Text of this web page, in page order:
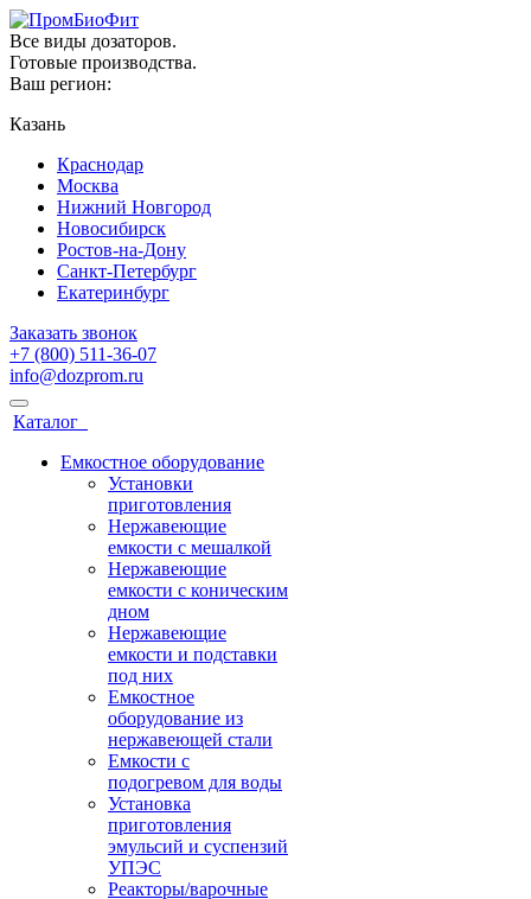
Все виды дозаторов.
Готовые производства.
Ваш регион:
Казань
Краснодар
Москва
Нижний Новгород
Новосибирск
Ростов-на-Дону
Санкт-Петербург
Екатеринбург
Заказать звонок
+7 (800) 511-36-07
info@dozprom.ru
Каталог
Емкостное оборудование
Установки
приготовления
Нержавеющие
емкости с мешалкой
Нержавеющие
емкости с коническим
дном
Нержавеющие
емкости и подставки
под них
Емкостное
оборудование из
нержавеющей стали
Емкости с
подогревом для воды
Установка
приготовления
эмульсий и суспензий
УПЭС
Реакторы/варочные